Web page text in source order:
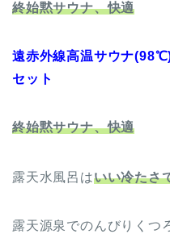
終始黙サウナ、快適
遠赤外線高温サウナ
セット
終始黙サウナ、快適
露天水風呂はいい冷たさ
露天源泉でのんびりくつ